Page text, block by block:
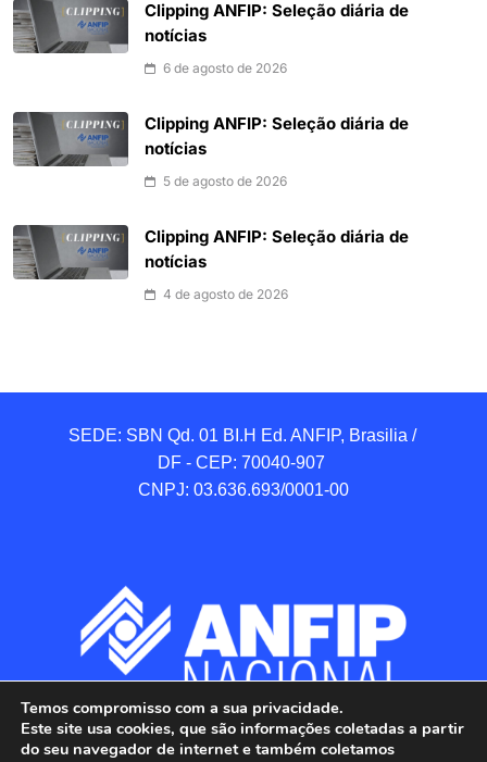
Clipping ANFIP: Seleção diária de
notícias
6 de agosto de 2026
Clipping ANFIP: Seleção diária de
notícias
5 de agosto de 2026
Clipping ANFIP: Seleção diária de
notícias
4 de agosto de 2026
SEDE: SBN Qd. 01 BI.H Ed. ANFIP, Brasilia /
DF - CEP: 70040-907
CNPJ: 03.636.693/0001-00
Temos compromisso com a sua privacidade.
Este site usa cookies, que são informações coletadas a partir
do seu navegador de internet e também coletamos